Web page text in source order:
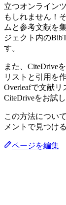
立つオンライン
もしれません！
ムと参考文献を
ジェクト内の
す。
また、CiteDrive
リストと引用を
Overleafで文献
CiteDriveをお試
この方法につい
メントで見つけ
ページを編集